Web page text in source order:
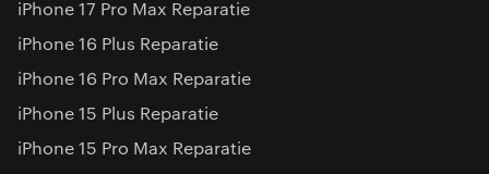
iPhone 17 Pro Max Reparatie
iPhone 16 Plus Reparatie
iPhone 16 Pro Max Reparatie
iPhone 15 Plus Reparatie
iPhone 15 Pro Max Reparatie